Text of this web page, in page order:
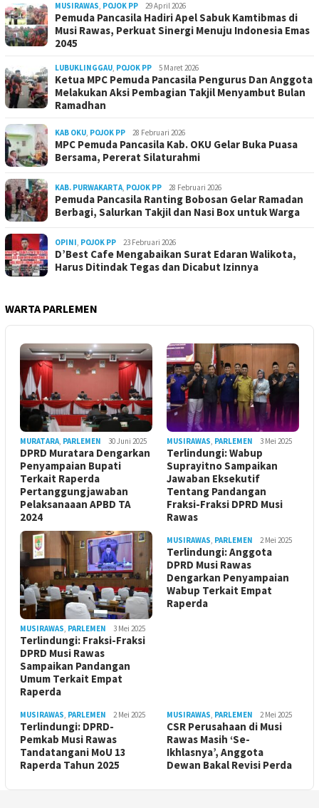
MUSIRAWAS, POJOK PP 29 April 2026
Pemuda Pancasila Hadiri Apel Sabuk Kamtibmas di
Musi Rawas, Perkuat Sinergi Menuju Indonesia Emas
2045
LUBUKLINGGAU, POJOK PP 5 Maret 2026
Ketua MPC Pemuda Pancasila Pengurus Dan Anggota
Melakukan Aksi Pembagian Takjil Menyambut Bulan
Ramadhan
KAB OKU, POJOK PP 28 Februari 2026
MPC Pemuda Pancasila Kab. OKU Gelar Buka Puasa
Bersama, Pererat Silaturahmi
KAB. PURWAKARTA, POJOK PP 28 Februari 2026
Pemuda Pancasila Ranting Bobosan Gelar Ramadan
Berbagi, Salurkan Takjil dan Nasi Box untuk Warga
OPINI, POJOK PP 23 Februari 2026
D’Best Cafe Mengabaikan Surat Edaran Walikota,
Harus Ditindak Tegas dan Dicabut Izinnya
WARTA PARLEMEN
MURATARA, PARLEMEN 30 Juni 2025
DPRD Muratara Dengarkan
Penyampaian Bupati
Terkait Raperda
Pertanggungjawaban
Pelaksanaaan APBD TA
2024
MUSIRAWAS, PARLEMEN 3 Mei 2025
Terlindungi: Wabup
Suprayitno Sampaikan
Jawaban Eksekutif
Tentang Pandangan
Fraksi-Fraksi DPRD Musi
Rawas
MUSIRAWAS, PARLEMEN 3 Mei 2025
Terlindungi: Fraksi-Fraksi
DPRD Musi Rawas
Sampaikan Pandangan
Umum Terkait Empat
Raperda
MUSIRAWAS, PARLEMEN 2 Mei 2025
Terlindungi: Anggota
DPRD Musi Rawas
Dengarkan Penyampaian
Wabup Terkait Empat
Raperda
MUSIRAWAS, PARLEMEN 2 Mei 2025
Terlindungi: DPRD-
Pemkab Musi Rawas
Tandatangani MoU 13
Raperda Tahun 2025
MUSIRAWAS, PARLEMEN 2 Mei 2025
CSR Perusahaan di Musi
Rawas Masih ‘Se-
Ikhlasnya’, Anggota
Dewan Bakal Revisi Perda ‎